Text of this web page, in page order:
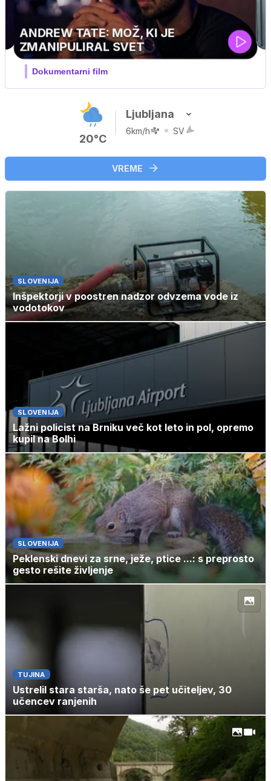
MOJ PRIJATELJ PINGVIN
Film meseca / družinski, pustolovski
20°C
Ljubljana
6km/h SV
VREME
SLOVENIJA
Inšpektorji v poostren nadzor odvzema vode iz
vodotokov
SLOVENIJA
Lažni policist na Brniku več kot leto in pol, opremo
kupil na Bolhi
SLOVENIJA
Peklenski dnevi za srne, ježe, ptice ...: s preprosto
gesto rešite življenje
TUJINA
Ustrelil stara starša, nato še pet učiteljev, 30
učencev ranjenih